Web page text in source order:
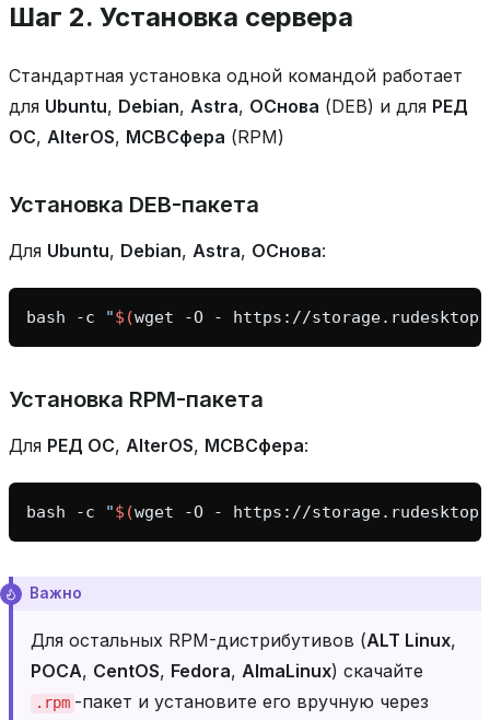
Шаг 2. Установка сервера
Стандартная установка одной командой работает
для Ubuntu, Debian, Astra, ОСнова (DEB) и для РЕД
ОС, AlterOS, МСВСфера (RPM)
Установка DEB-пакета
Для Ubuntu, Debian, Astra, ОСнова:
bash -c "$(wget -O - https://
Установка RPM-пакета
Для РЕД ОС, AlterOS, МСВСфера:
bash -c "$(wget -O - https://
Важно
Для остальных RPM-дистрибутивов (ALT Linux,
РОСА, CentOS, Fedora, AlmaLinux) скачайте
.rpm -пакет и установите его вручную через